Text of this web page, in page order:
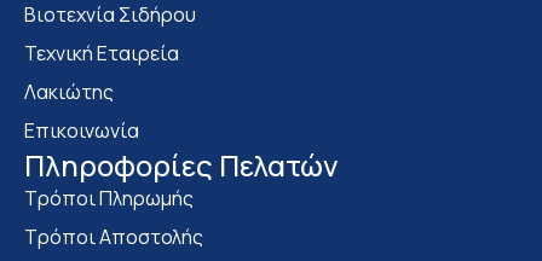
Bιοτεχνία Σιδήρου
Τεχνική Εταιρεία
Λακιώτης
Επικοινωνία
Πληροφορίες Πελατών
Τρόποι Πληρωμής
Τρόποι Αποστολής